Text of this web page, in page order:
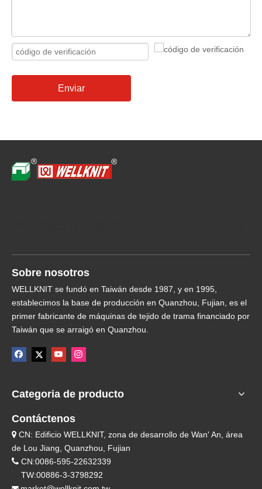
Enviar
Sobre nosotros
WELLKNIT se fundó en Taiwán desde 1987, y en 1995,
establecimos la base de producción en Quanzhou, Fujian, es el
primer fabricante de máquinas de tejido de trama financiado por
Taiwán que se arraigó en Quanzhou.
Categoria de producto
Contáctenos
 CN: Edificio WELLKNIT, zona de desarrollo de Wan' An, área
de Lou Jiang, Quanzhou, Fujian
 CN:0086-595-22632339
TW:00886-3-3798292